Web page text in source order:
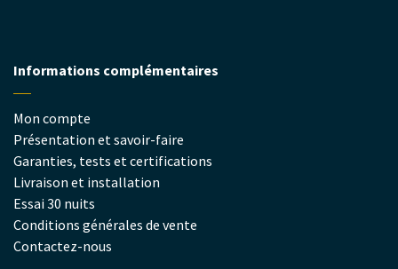
Informations complémentaires
Mon compte
Présentation et savoir-faire
Garanties, tests et certifications
Livraison et installation
Essai 30 nuits
Conditions générales de vente
Contactez-nous